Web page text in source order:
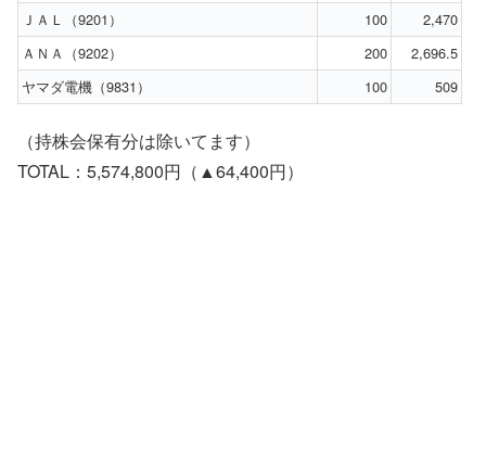
ＪＡＬ（9201）
100
2,470
ＡＮＡ（9202）
200
2,696.5
ヤマダ電機（9831）
100 509
（持株会保有分は除いてます）
TOTAL：5,574,800円（▲64,400円）